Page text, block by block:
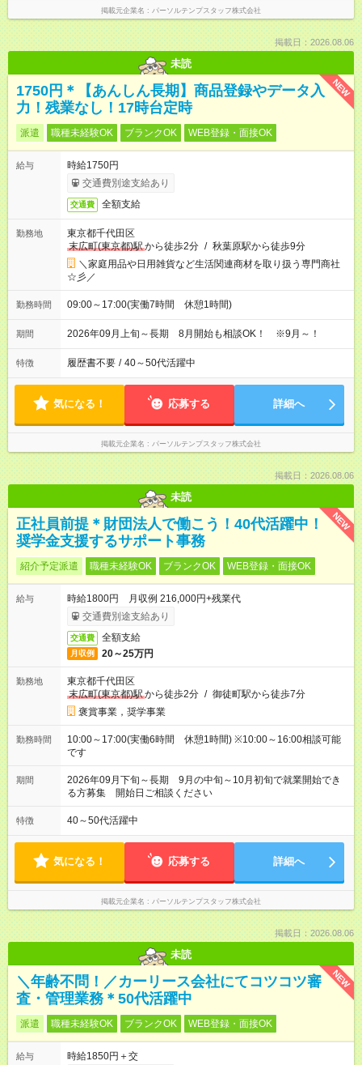
掲載元企業名 パーソルテンプスタッフ株式会社
掲載日：2026.08.06
未読
NEW
1750円＊【あんしん長期】商品登録やデータ入
力！残業なし！17時台定時
派遣 職種未経験OK ブランクOK WEB登録・面接OK
給与
時給1750円
交通費別途支給あり
交通費 全額支給
勤務地
東京都千代田区
末広町(東京都)駅から徒歩2分 / 秋葉原駅から徒歩9分
＼家庭用品や日用雑貨など生活関連商材を取り扱う専門商社
☆彡／
勤務時間 09:00～17:00(実働7時間 休憩1時間)
期間 2026年09月上旬～長期 8月開始も相談OK！ ※9月～！
特徴 履歴書不要 / 40～50代活躍中
気になる！ 応募する 詳細へ
掲載元企業名 パーソルテンプスタッフ株式会社
掲載日：2026.08.06
未読
NEW
正社員前提＊財団法人で働こう！40代活躍中！
奨学金支援するサポート事務
紹介予定派遣 職種未経験OK ブランクOK WEB登録・面接OK
給与
時給1800円 月収例 216,000円+残業代
交通費別途支給あり
交通費 全額支給
月収例 20～25万円
勤務地
東京都千代田区
末広町(東京都)駅から徒歩2分 / 御徒町駅から徒歩7分
褒賞事業，奨学事業
勤務時間
10:00～17:00(実働6時間 休憩1時間) ※10:00～16:00相談可能
です
期間
2026年09月下旬～長期 9月の中旬～10月初旬で就業開始でき
る方募集 開始日ご相談ください
特徴 40～50代活躍中
気になる！ 応募する 詳細へ
掲載元企業名 パーソルテンプスタッフ株式会社
掲載日：2026.08.06
未読
NEW
＼年齢不問！／カーリース会社にてコツコツ審
査・管理業務＊50代活躍中
派遣 職種未経験OK ブランクOK WEB登録・面接OK
給与
時給1850円＋交